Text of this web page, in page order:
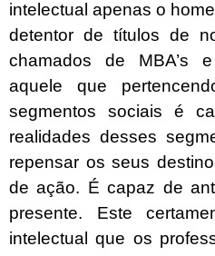
intelectual apenas o
detentor de títulos de
chamados de MBA’s
aquele que
segmentos sociais é
realidades desses
repensar os seus
de ação. É capaz de
presente. Este
intelectual que os